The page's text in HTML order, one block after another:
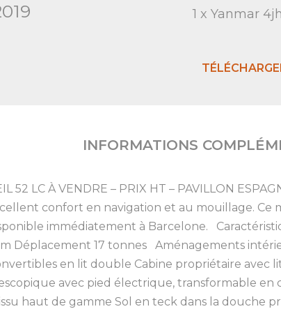
1 x Yanmar
INFORMATIONS
52 LC À VENDRE – PRIX HT – PAVILLON
confort en navigation et au mouillage. Ce
immédiatement à Barcelone.
Déplacement 17 tonnes Aménagements
en lit double Cabine propriétaire avec
avec pied électrique, transformable
haut de gamme Sol en teck dans la douche